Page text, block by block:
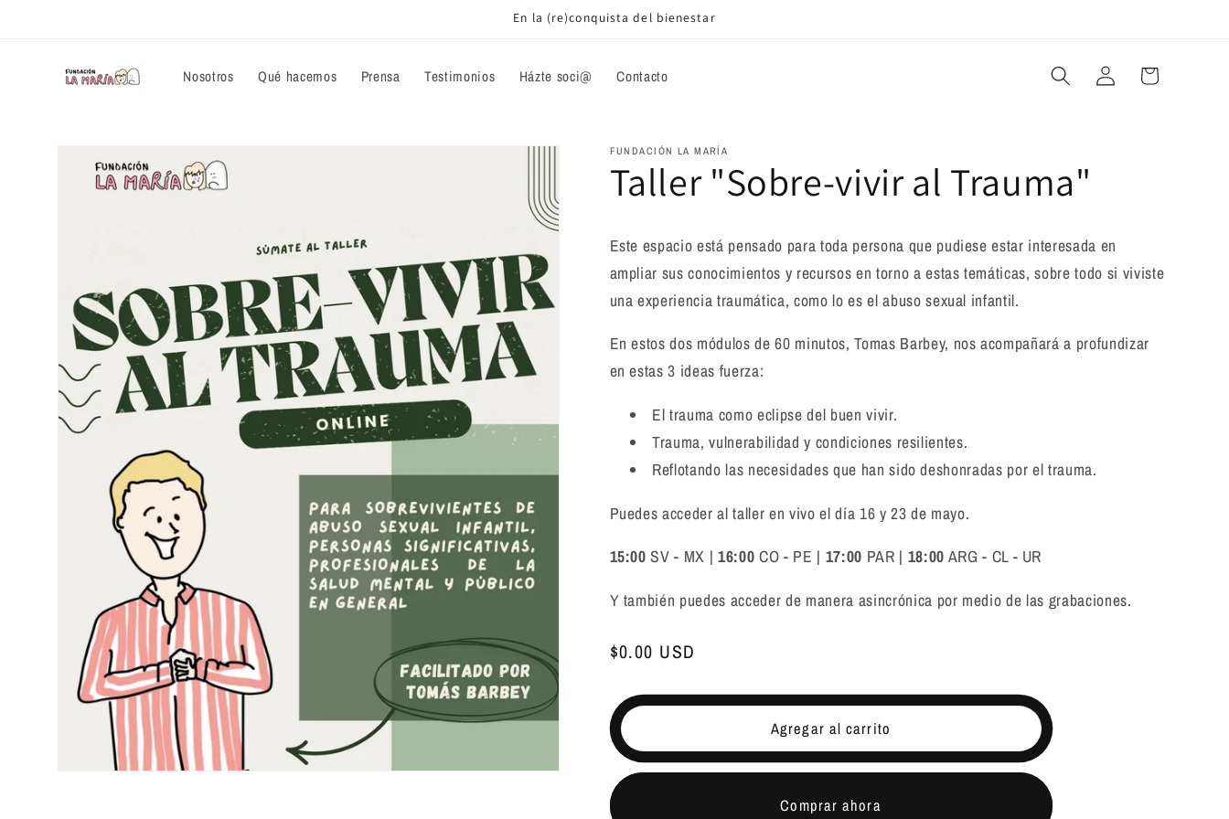
En la (re)conquista del bienestar
Nosotros Qué hacemos Prensa Testimonios Házte soci@ Contacto
Iniciar
sesión
Carrito
directamente
a la
información
FUNDACIÓN LA MARÍA
Taller "Sobre-vivir al Trauma"
Este espacio está pensado para toda persona que pudiese estar interesada en
ampliar sus conocimientos y recursos en torno a estas temáticas, sobre todo si viviste
una experiencia traumática, como lo es el abuso sexual infantil.
En estos dos módulos de 60 minutos, Tomas Barbey, nos acompañará a profundizar
en estas 3 ideas fuerza:
El trauma como eclipse del buen vivir.
Trauma, vulnerabilidad y condiciones resilientes.
Reflotando las necesidades que han sido deshonradas por el trauma.
Puedes acceder al taller en vivo el día 16 y 23 de mayo.
15:00 SV - MX |16:00 CO - PE | 17:00 PAR | 18:00 ARG - CL - UR
Y también puedes acceder de manera asincrónica por medio de las grabaciones.
Precio
$0.00 USD
Agregar al carrito
Comprar ahora